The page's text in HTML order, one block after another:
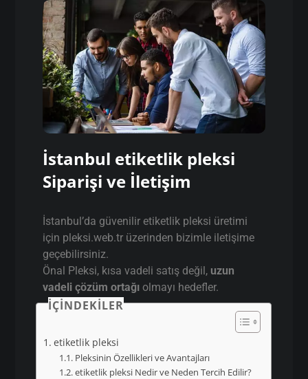
İstanbul etiketlik pleksi
Siparişi ve İletişim
İstanbul’da güvenilir etiketlik pleksi üretimi
için pleksi.web.tr üzerinden bizimle iletişime
geçebilirsiniz.
Önal Pleksi, kısa vadeli satış değil, uzun
vadeli çözüm ortağı olmayı hedefler.
İÇINDEKILER
etiketlik pleksi
Pleksinin Özellikleri ve Avantajları
etiketlik pleksi Nedir ve Neden Tercih Edilir?